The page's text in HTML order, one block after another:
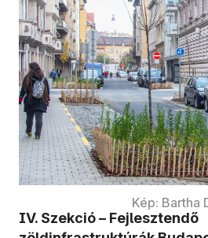
Kép: Bartha
IV. Szekció – Fejlesztendő